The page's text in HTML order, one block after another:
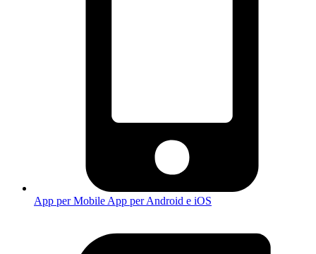
App per Mobile App per Android e iOS